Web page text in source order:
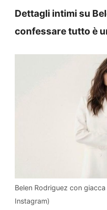
Dettagli intimi su
confessare tutto è
Belen Rodriguez con
Instagram)